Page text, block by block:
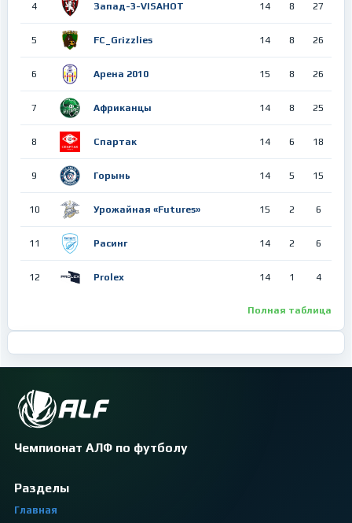
4 Запад-3-VISAHOT 14 8 27
5 FC_Grizzlies 14 8 26
6 Арена 2010 15 8 26
7 Африканцы 14 8 25
8 Спартак 14 6 18
9 Горынь 14 5 15
10 Урожайная «Futures» 15 2 6
11 Расинг 14 2 6
12 Prolex 14 1 4
Полная таблица
Чемпионат АЛФ по футболу
Разделы
Главная